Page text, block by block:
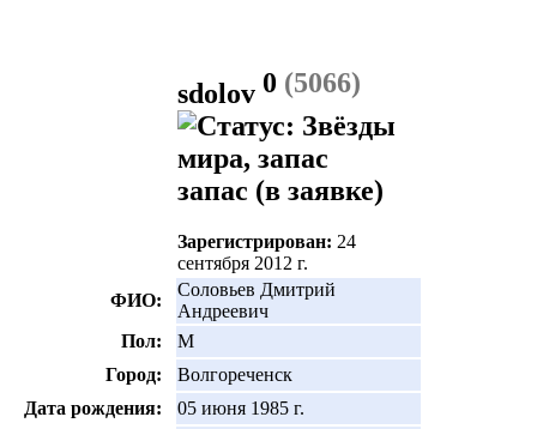
sdolov 0 (5066)
запас (в заявке)
Зарегистрирован: 24
сентября 2012 г.
ФИО:
Соловьев Дмитрий
Андреевич
Пол:
М
Город:
Волгореченск
Дата рождения:
05 июня 1985 г.